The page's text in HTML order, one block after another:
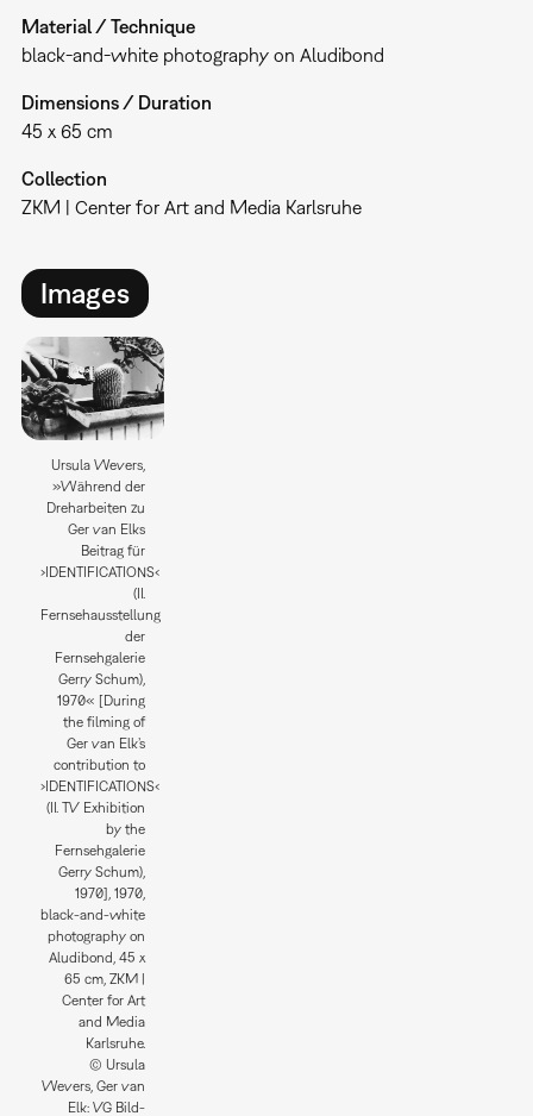
Material / Technique
black-and-white photography on Aludibond
Dimensions / Duration
45 x 65 cm
Collection
ZKM | Center for Art and Media Karlsruhe
Images
Ursula Wevers,
»Während der
Dreharbeiten zu
Ger van Elks
Beitrag für
›IDENTIFICATIONS‹
(II.
Fernsehausstellung
der
Fernsehgalerie
Gerry Schum),
1970« [During
the filming of
Ger van Elk’s
contribution to
›IDENTIFICATIONS‹
(II. TV Exhibition
by the
Fernsehgalerie
Gerry Schum),
1970], 1970,
black-and-white
photography on
Aludibond, 45 x
65 cm, ZKM |
Center for Art
and Media
Karlsruhe.
© Ursula
Wevers, Ger van
Elk: VG Bild-